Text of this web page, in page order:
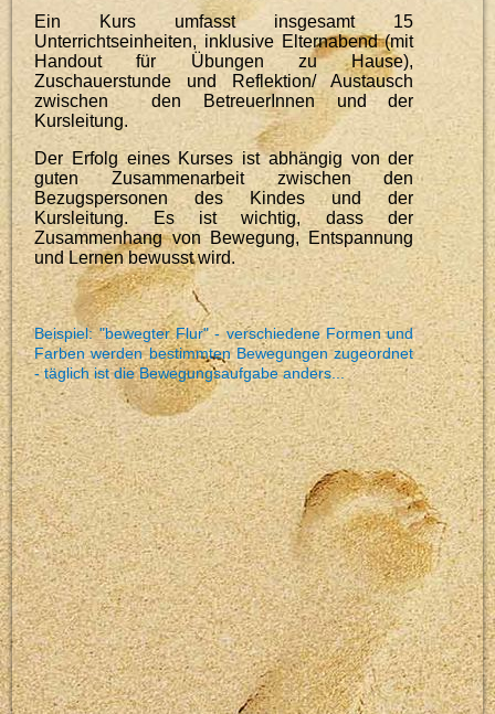
Ein Kurs umfasst insgesamt 15
Unterrichtseinheiten, inklusive Elternabend (mit
Handout für Übungen zu Hause),
Zuschauerstunde und Reflektion/ Austausch
zwischen den BetreuerInnen und der
Kursleitung.
Der Erfolg eines Kurses ist abhängig von der
guten Zusammenarbeit zwischen den
Bezugspersonen des Kindes und der
Kursleitung. Es ist wichtig, dass der
Zusammenhang von Bewegung, Entspannung
und Lernen bewusst wird.
Beispiel: "bewegter Flur" - verschiedene Formen und
Farben werden bestimmten Bewegungen zugeordnet
- täglich ist die Bewegungsaufgabe anders...